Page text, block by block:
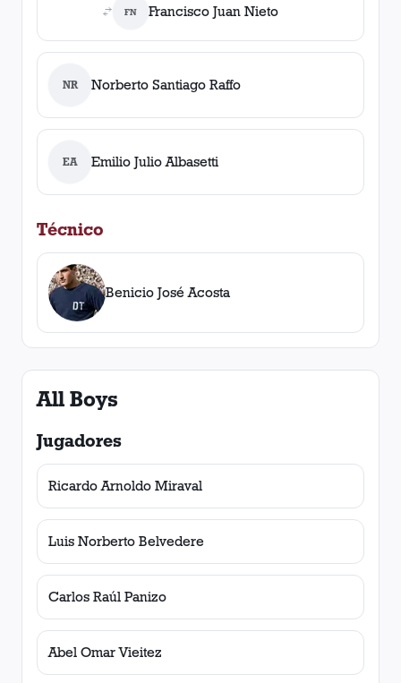
FN Francisco Juan Nieto
NR Norberto Santiago Raffo
EA Emilio Julio Albasetti
Técnico
Benicio José Acosta
All Boys
Jugadores
Ricardo Arnoldo Miraval
Luis Norberto Belvedere
Carlos Raúl Panizo
Abel Omar Vieitez